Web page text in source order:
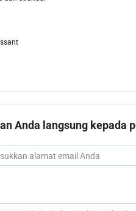
Anda langsung kepada